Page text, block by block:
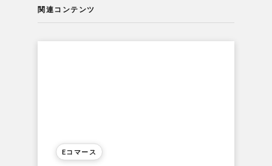
関連コンテンツ
Eコマース